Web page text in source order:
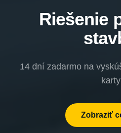
Riešenie
14 dní zadarmo na
karty
Zobraziť